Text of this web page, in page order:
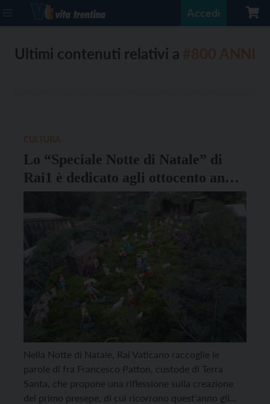
Accedi
Ultimi contenuti relativi a
Lo “Speciale Notte di Natale” di
Rai1 è dedicato agli ottocento anni
del presepe di Greccio
Nella Notte di Natale, Rai Vaticano raccoglie le
parole di fra Francesco Patton, custode di Terra
Santa, che propone una riflessione sulla creazione
del primo presepe, di cui ricorrono quest’anno gli